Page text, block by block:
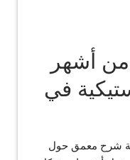
أشهر
في
شرح معمق حول